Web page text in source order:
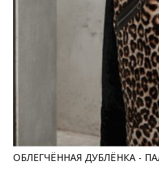
ОБЛЕГЧЁННАЯ ДУБЛЁНКА -